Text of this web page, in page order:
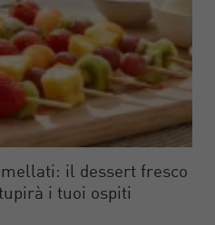
il dessert fresco
i tuoi ospiti